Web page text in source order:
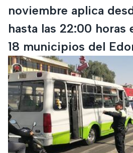
noviembre aplica
hasta las 22:00 horas
18 municipios del